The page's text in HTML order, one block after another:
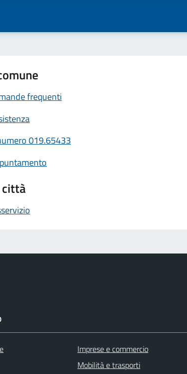
frequenti
019.65433
città
Imprese e commercio
Mobilità e trasporti